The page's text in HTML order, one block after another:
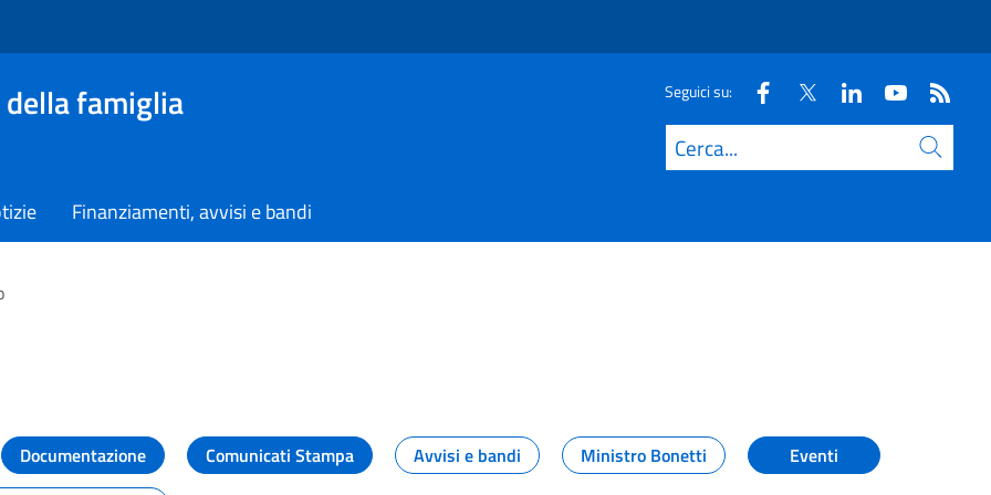
famiglia Seguici su:
Cerca
Finanziamenti, avvisi e bandi
dal Dipartimento
Documentazione Comunicati Stampa Avvisi e bandi Ministro Bonetti
Eventi